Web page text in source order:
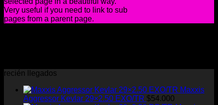
Very useful if you need to link to sub
pages from a parent page.
recién llegados
Maxxis
Aggressor Kevlar 29×2.50 EXO/TR $54.000